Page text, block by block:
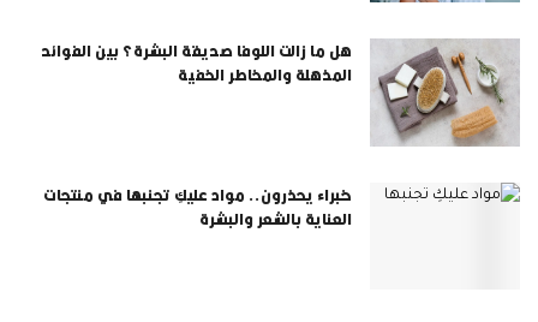
هل ما زالت اللوفا صديقة البشرة؟ بين الفوائد
المذهلة والمخاطر الخفية
خبراء يحذرون.. مواد عليكِ تجنبها في منتجات
العناية بالشعر والبشرة